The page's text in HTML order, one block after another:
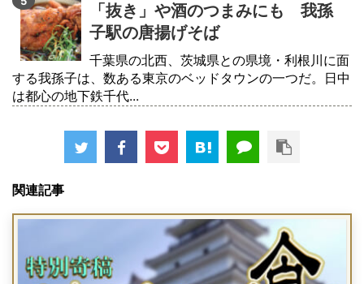
「抜き」や酒のつまみにも 我孫
子駅の唐揚げそば
千葉県の北西、茨城県との県境・利根川に面
する我孫子は、数ある東京のベッドタウンの一つだ。日中
は都心の地下鉄千代...
関連記事